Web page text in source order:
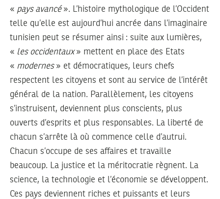
« pays avancé». L’histoire mythologique de l’Occident
telle qu’elle est aujourd’hui ancrée dans l’imaginaire
tunisien peut se résumer ainsi : suite aux lumières,
« les occidentaux» mettent en place des Etats
« modernes» et démocratiques, leurs chefs
respectent les citoyens et sont au service de l’intérêt
général de la nation. Parallèlement, les citoyens
s’instruisent, deviennent plus conscients, plus
ouverts d’esprits et plus responsables. La liberté de
chacun s’arrête là où commence celle d’autrui.
Chacun s’occupe de ses affaires et travaille
beaucoup. La justice et la méritocratie règnent. La
science, la technologie et l’économie se développent.
Ces pays deviennent riches et puissants et leurs